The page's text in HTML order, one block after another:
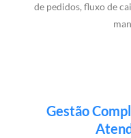
de pedidos, fluxo de
Gestão